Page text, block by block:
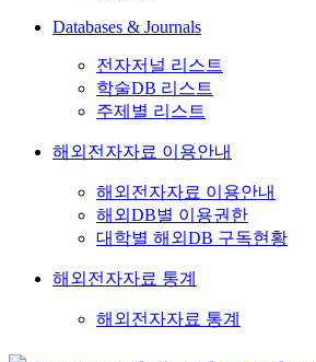
Databases & Journals
전자저널 리스트
학술DB 리스트
주제별 리스트
해외전자자료 이용안내
해외전자자료 이용안내
해외DB별 이용권한
대학별 해외DB 구독현황
해외전자자료 통계
해외전자자료 통계